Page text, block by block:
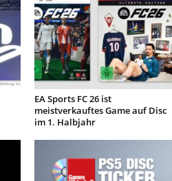
EA Sports FC 26 ist
meistverkauftes Game auf Disc
im 1. Halbjahr